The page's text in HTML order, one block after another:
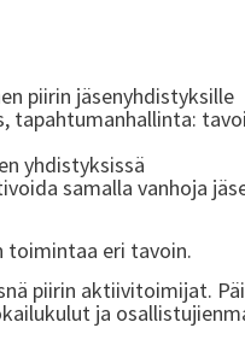
piirin jäsenyhdistyksille
tapahtumanhallinta:
yhdistyksissä
samalla vanhoja
toimintaa eri tavoin.
piirin aktiivitoimijat.
ja